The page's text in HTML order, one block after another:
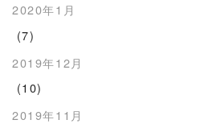
2020年1月
(7)
2019年12月
(10)
2019年11月